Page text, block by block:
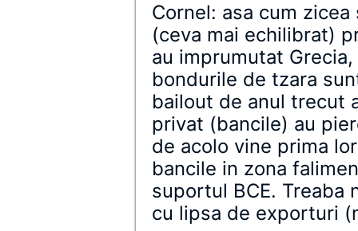
Cornel: asa cum
(ceva mai echilibrat)
au imprumutat
bondurile de tzara
bailout de anul trecut
privat (bancile) au
de acolo vine prima
bancile in zona
suportul BCE. Treaba
cu lipsa de exporturi